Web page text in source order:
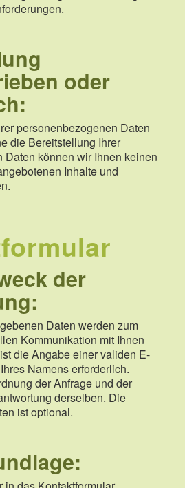
oder
personenbezogenen Daten
die Bereitstellung Ihrer
Daten können wir Ihnen keinen
Inhalte und
der
Daten werden zum
Kommunikation mit Ihnen
die Angabe einer validen E-
Namens erforderlich.
der Anfrage und der
derselben. Die
ist optional.